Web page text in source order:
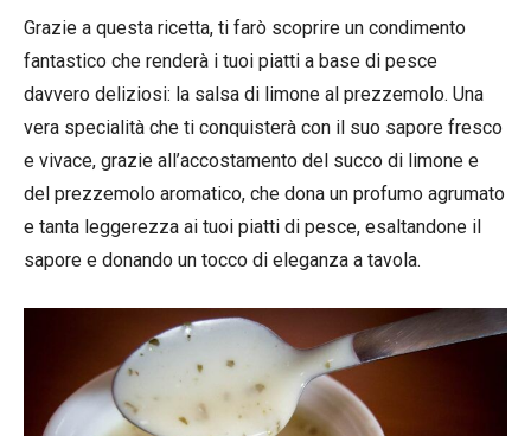
Grazie a questa ricetta, ti farò scoprire un condimento
fantastico che renderà i tuoi piatti a base di pesce
davvero deliziosi: la salsa di limone al prezzemolo. Una
vera specialità che ti conquisterà con il suo sapore fresco
e vivace, grazie all’accostamento del succo di limone e
del prezzemolo aromatico, che dona un profumo agrumato
e tanta leggerezza ai tuoi piatti di pesce, esaltandone il
sapore e donando un tocco di eleganza a tavola.